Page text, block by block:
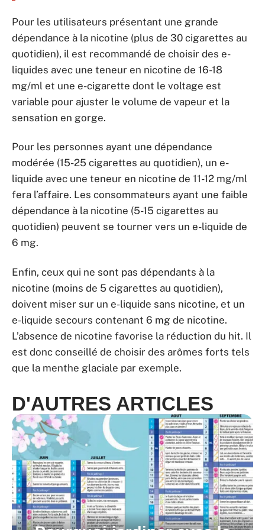
Pour les utilisateurs présentant une grande
dépendance à la nicotine (plus de 30 cigarettes au
quotidien), il est recommandé de choisir des e-
liquides avec une teneur en nicotine de 16-18
mg/ml et une e-cigarette dont le voltage est
variable pour ajuster le volume de vapeur et la
sensation en gorge.
Pour les personnes ayant une dépendance
modérée (15-25 cigarettes au quotidien), un e-
liquide avec une teneur en nicotine de 11-12 mg/ml
fera l’affaire. Les consommateurs ayant une faible
dépendance à la nicotine (5-15 cigarettes au
quotidien) peuvent se tourner vers un e-liquide de
6 mg.
Enfin, ceux qui ne sont pas dépendants à la
nicotine (moins de 5 cigarettes au quotidien),
doivent miser sur un e-liquide sans nicotine, et un
e-liquide secours contenant 6 mg de nicotine.
L’absence de nicotine favorise la réduction du hit. Il
est donc conseillé de choisir des arômes forts tels
que la menthe glaciale par exemple.
D'AUTRES ARTICLES